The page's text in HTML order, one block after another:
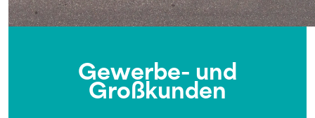
Gewerbe- und
Großkunden